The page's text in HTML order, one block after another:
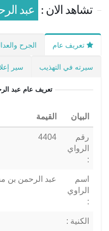
تشاهد الان : عبد
تعريف عام الجرح
سيرته في التهذيب سير
تعريف عام عبد
البيان القيمة
رقم
الرواي
:
4404
اسم
الراوي
:
عبد الرحمن بن
الكنية :